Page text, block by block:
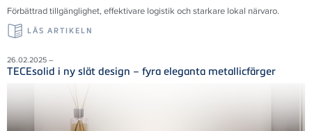
Förbättrad tillgänglighet, effektivare logistik och starkare lokal närvaro.
LÄS ARTIKELN
26.02.2025 –
TECEsolid i ny slät design – fyra eleganta metallicfärger